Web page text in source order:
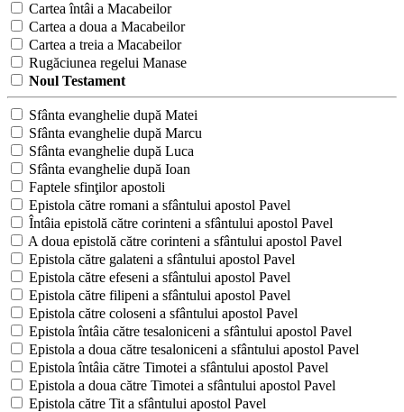
Cartea întâi a Macabeilor
Cartea a doua a Macabeilor
Cartea a treia a Macabeilor
Rugăciunea regelui Manase
Noul Testament
Sfânta evanghelie după Matei
Sfânta evanghelie după Marcu
Sfânta evanghelie după Luca
Sfânta evanghelie după Ioan
Faptele sfinţilor apostoli
Epistola către romani a sfântului apostol Pavel
Întâia epistolă către corinteni a sfântului apostol Pavel
A doua epistolă către corinteni a sfântului apostol Pavel
Epistola către galateni a sfântului apostol Pavel
Epistola către efeseni a sfântului apostol Pavel
Epistola către filipeni a sfântului apostol Pavel
Epistola către coloseni a sfântului apostol Pavel
Epistola întâia către tesaloniceni a sfântului apostol Pavel
Epistola a doua către tesaloniceni a sfântului apostol Pavel
Epistola întâia către Timotei a sfântului apostol Pavel
Epistola a doua către Timotei a sfântului apostol Pavel
Epistola către Tit a sfântului apostol Pavel